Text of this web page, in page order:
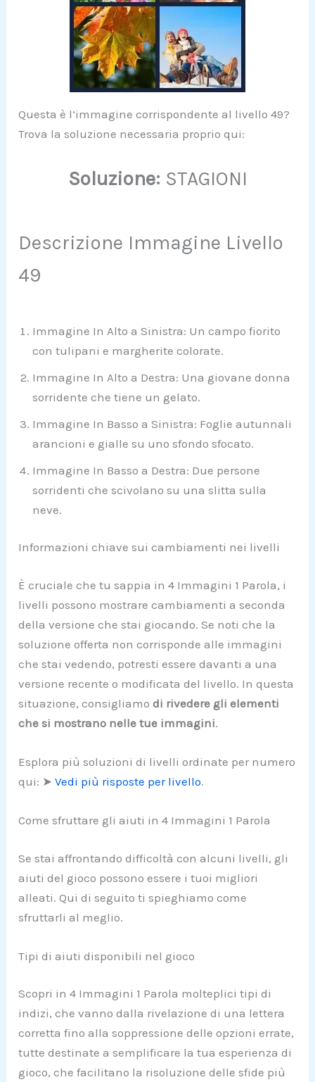
Questa è l’immagine corrispondente al livello 49?
Trova la soluzione necessaria proprio qui:
Soluzione: STAGIONI
Descrizione Immagine Livello
49
Immagine In Alto a Sinistra: Un campo fiorito
con tulipani e margherite colorate.
Immagine In Alto a Destra: Una giovane donna
sorridente che tiene un gelato.
Immagine In Basso a Sinistra: Foglie autunnali
arancioni e gialle su uno sfondo sfocato.
Immagine In Basso a Destra: Due persone
sorridenti che scivolano su una slitta sulla
neve.
Informazioni chiave sui cambiamenti nei livelli
È cruciale che tu sappia in 4 Immagini 1 Parola, i
livelli possono mostrare cambiamenti a seconda
della versione che stai giocando. Se noti che la
soluzione offerta non corrisponde alle immagini
che stai vedendo, potresti essere davanti a una
versione recente o modificata del livello. In questa
situazione, consigliamodi rivedere gli elementi
che si mostrano nelle tue immagini.
Esplora più soluzioni di livelli ordinate per numero
qui: ➤Vedi più risposte per livello.
Come sfruttare gli aiuti in 4 Immagini 1 Parola
Se stai affrontando difficoltà con alcuni livelli, gli
aiuti del gioco possono essere i tuoi migliori
alleati. Qui di seguito ti spieghiamo come
sfruttarli al meglio.
Tipi di aiuti disponibili nel gioco
Scopri in 4 Immagini 1 Parola molteplici tipi di
indizi, che vanno dalla rivelazione di una lettera
corretta fino alla soppressione delle opzioni errate,
tutte destinate a semplificare la tua esperienza di
gioco, che facilitano la risoluzione delle sfide più